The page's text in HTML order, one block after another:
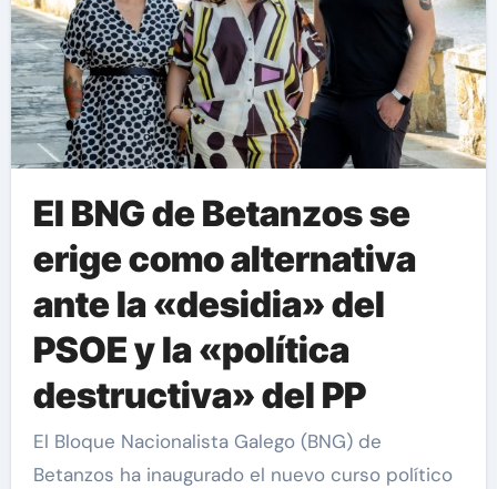
El BNG de Betanzos se
erige como alternativa
ante la «desidia» del
PSOE y la «política
destructiva» del PP
El Bloque Nacionalista Galego (BNG) de
Betanzos ha inaugurado el nuevo curso político